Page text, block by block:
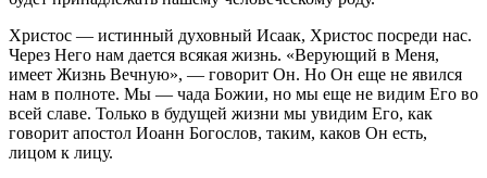
Христос — истинный духовный Исаак, Христос посреди нас.
Через Него нам дается всякая жизнь. «Верующий в Меня,
имеет Жизнь Вечную», — говорит Он. Но Он еще не явился
нам в полноте. Мы — чада Божии, но мы еще не видим Его во
всей славе. Только в будущей жизни мы увидим Его, как
говорит апостол Иоанн Богослов, таким, каков Он есть,
лицом к лицу.